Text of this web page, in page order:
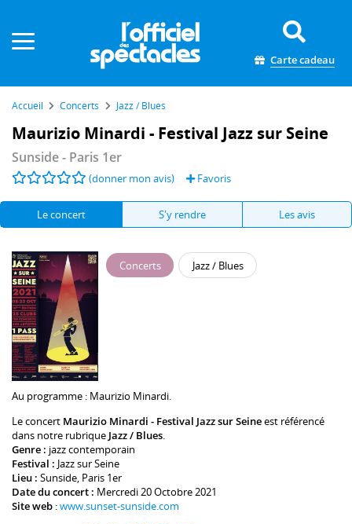
Carte cadeau
Accueil Concerts Jazz / Blues
Maurizio Minardi - Festival Jazz sur Seine
Sunside- Paris 1er
(donner mon avis) Favoris
Le concert S'y rendre Les avis
Concerts Jazz / Blues
Au programme : Maurizio Minardi
Le concert Maurizio Minardi - Festival Jazz sur Seineest référencé
dans notre rubrique Jazz / Blues.
Genre : jazz contemporain
Festival : Jazz sur Seine
Lieu : Sunside, Paris 1er
Date du concert : Mercredi 20 Octobre 2021
Site web :www.sunset-sunside.com